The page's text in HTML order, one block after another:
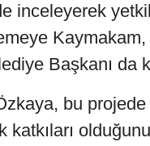
inceleyerek
Başkanı da
bu projede
katkıları olduğunu